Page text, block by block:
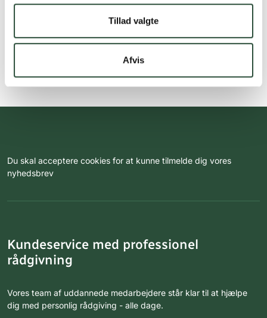
Tillad valgte
Afvis
Du skal acceptere cookies for at kunne tilmelde dig vores
nyhedsbrev
Kundeservice med professionel
rådgivning
Vores team af uddannede medarbejdere står klar til at hjælpe
dig med personlig rådgiving - alle dage.